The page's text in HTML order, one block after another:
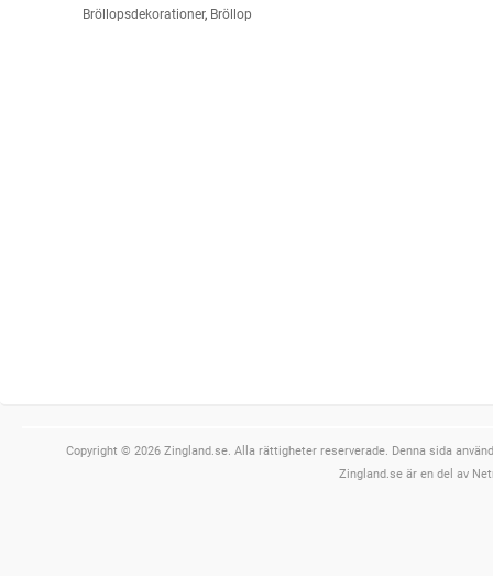
Bröllopsdekorationer, Bröllop
Copyright © 2026 Zingland.se. Alla rättigheter reserverade. Denna sida
Zingland.se är en del av